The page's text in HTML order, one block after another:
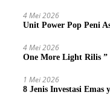
4 Mei 2026
Unit Power Pop Peni
4 Mei 2026
One More Light Rilis ”
1 Mei 2026
8 Jenis Investasi